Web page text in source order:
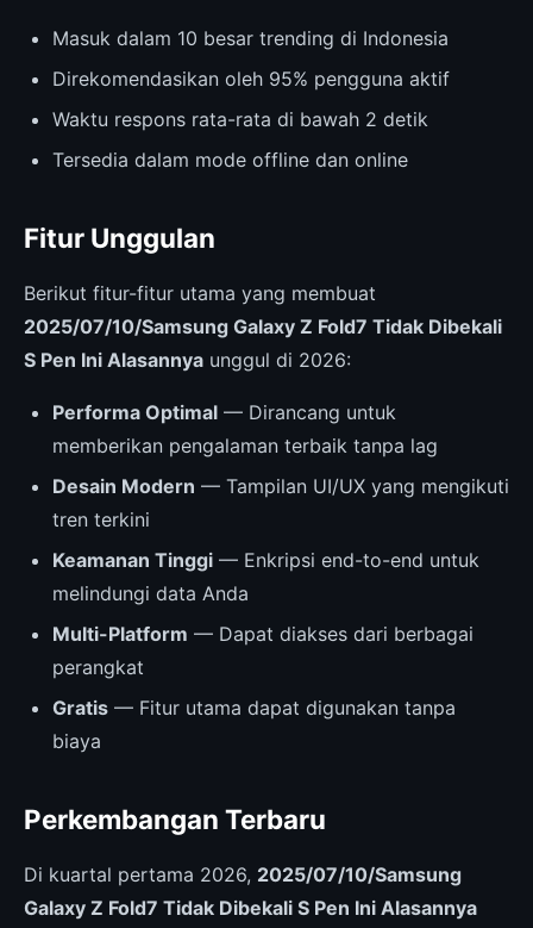
Masuk dalam 10 besar trending di Indonesia
Direkomendasikan oleh 95% pengguna aktif
Waktu respons rata-rata di bawah 2 detik
Tersedia dalam mode offline dan online
Fitur Unggulan
Berikut fitur-fitur utama yang membuat
2025/07/10/Samsung Galaxy Z Fold7 Tidak Dibekali
S Pen Ini Alasannya unggul di 2026:
Performa Optimal — Dirancang untuk
memberikan pengalaman terbaik tanpa lag
Desain Modern — Tampilan UI/UX yang mengikuti
tren terkini
Keamanan Tinggi — Enkripsi end-to-end untuk
melindungi data Anda
Multi-Platform — Dapat diakses dari berbagai
perangkat
Gratis — Fitur utama dapat digunakan tanpa
biaya
Perkembangan Terbaru
Di kuartal pertama 2026, 2025/07/10/Samsung
Galaxy Z Fold7 Tidak Dibekali S Pen Ini Alasannya